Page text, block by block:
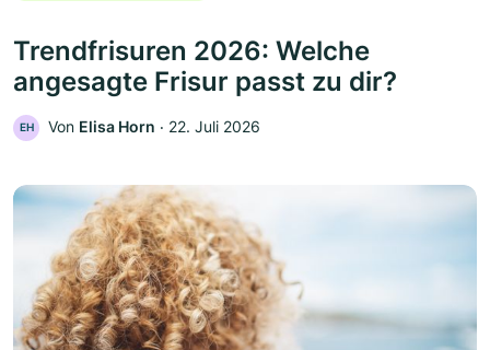
Trendfrisuren 2026: Welche
angesagte Frisur passt zu dir?
EH Von Elisa Horn ‧ 22. Juli 2026